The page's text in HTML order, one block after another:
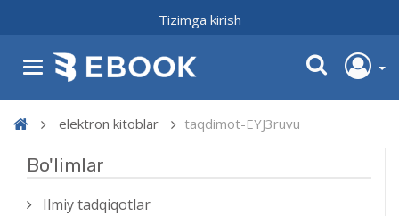
Tizimga kirish
elektron kitoblar taqdimot-EYJ3ruvu
Bo'limlar
Ilmiy tadqiqotlar